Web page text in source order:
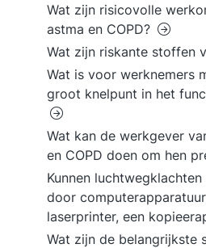
Wat zijn risicovolle
astma en COPD?
Wat zijn riskante stoffen
Wat is voor werknemers
groot knelpunt in het
Wat kan de werkgever
en COPD doen om hen
Kunnen
door
laserprinter, een
Wat zijn de belangrijkste